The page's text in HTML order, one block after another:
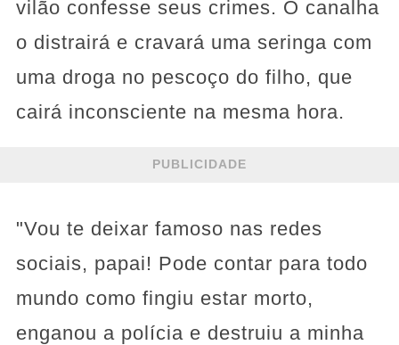
vilão confesse seus crimes. O canalha
o distrairá e cravará uma seringa com
uma droga no pescoço do filho, que
cairá inconsciente na mesma hora.
PUBLICIDADE
"Vou te deixar famoso nas redes
sociais, papai! Pode contar para todo
mundo como fingiu estar morto,
enganou a polícia e destruiu a minha